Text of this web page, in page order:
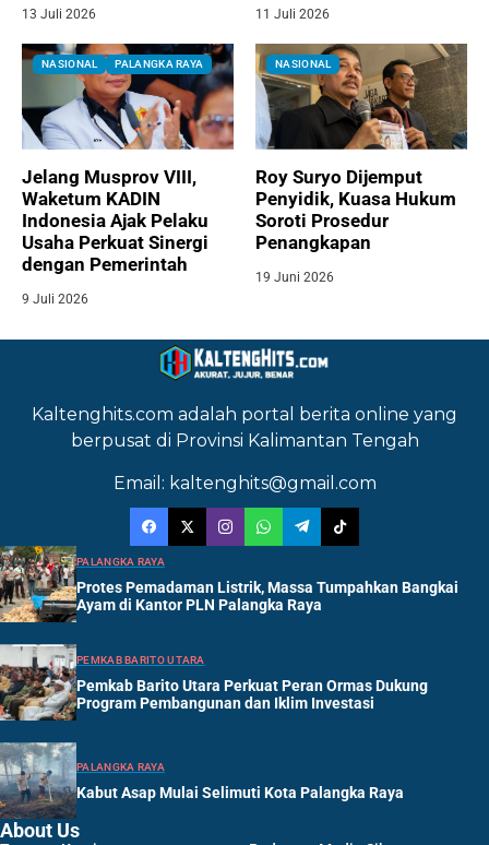
13 Juli 2026 11 Juli 2026
NASIONAL PALANGKA RAYA
Jelang Musprov VIII,
Waketum KADIN
Indonesia Ajak Pelaku
Usaha Perkuat Sinergi
dengan Pemerintah
9 Juli 2026
NASIONAL
Roy Suryo Dijemput
Penyidik, Kuasa Hukum
Soroti Prosedur
Penangkapan
19 Juni 2026
Kaltenghits.com adalah portal berita online yang
berpusat di Provinsi Kalimantan Tengah
Email: kaltenghits@gmail.com
PALANGKA RAYA
Protes Pemadaman Listrik, Massa Tumpahkan Bangkai
Ayam di Kantor PLN Palangka Raya
PEMKAB BARITO UTARA
Pemkab Barito Utara Perkuat Peran Ormas Dukung
Program Pembangunan dan Iklim Investasi
PALANGKA RAYA
Kabut Asap Mulai Selimuti Kota Palangka Raya
About Us